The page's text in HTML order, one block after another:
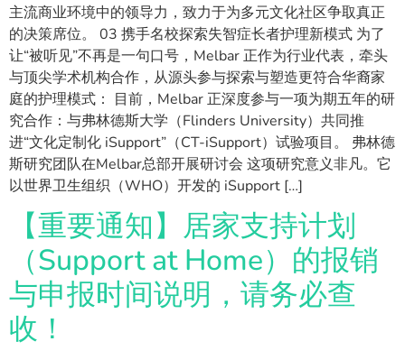
主流商业环境中的领导力，致力于为多元文化社区争取真正
的决策席位。 03 携手名校探索失智症长者护理新模式 为了
让“被听见”不再是一句口号，Melbar 正作为行业代表，牵头
与顶尖学术机构合作，从源头参与探索与塑造更符合华裔家
庭的护理模式： 目前，Melbar 正深度参与一项为期五年的研
究合作：与弗林德斯大学（Flinders University）共同推
进“文化定制化 iSupport”（CT-iSupport）试验项目。 弗林德
斯研究团队在Melbar总部开展研讨会 这项研究意义非凡。它
以世界卫生组织（WHO）开发的 iSupport […]
【重要通知】居家支持计划
（Support at Home）的报销
与申报时间说明，请务必查
收！